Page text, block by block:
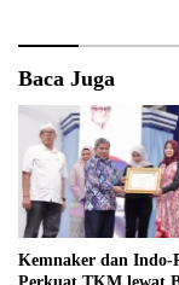
Baca Juga
Kemnaker dan Indo-